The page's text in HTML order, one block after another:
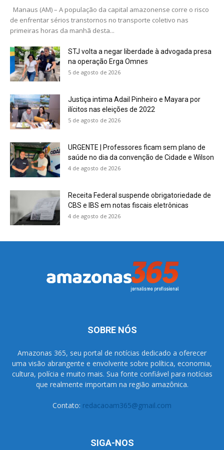
Manaus (AM) – A população da capital amazonense corre o risco
de enfrentar sérios transtornos no transporte coletivo nas
primeiras horas da manhã desta...
STJ volta a negar liberdade à advogada presa
na operação Erga Omnes
5 de agosto de 2026
Justiça intima Adail Pinheiro e Mayara por
ilícitos nas eleições de 2022
5 de agosto de 2026
URGENTE | Professores ficam sem plano de
saúde no dia da convenção de Cidade e Wilson
4 de agosto de 2026
Receita Federal suspende obrigatoriedade de
CBS e IBS em notas fiscais eletrônicas
4 de agosto de 2026
SOBRE NÓS
Amazonas 365, seu portal de notícias dedicado a oferecer
uma visão abrangente e envolvente sobre política, economia,
cultura, polícia e muito mais. Sua fonte confiável para notícias
que realmente importam na região amazônica.
Contato: redacaoam365@gmail.com
SIGA-NOS